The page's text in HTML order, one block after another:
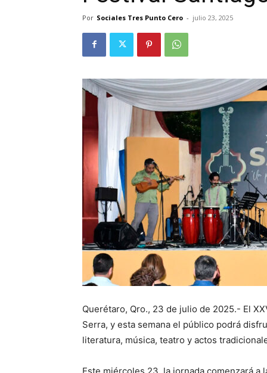
Por Sociales Tres Punto Cero - julio 23, 2025
Querétaro, Qro., 23 de julio de 2025.- El
Serra, y esta semana el público podrá
literatura, música, teatro y actos